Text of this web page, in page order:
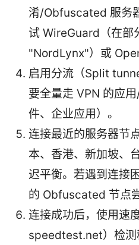
淆/Obfuscated 服务
试 WireGuard（在部
"NordLynx"）或
启用分流（Split
要全量走 VPN 的应
件、企业应用）。
连接最近的服务器节
本、香港、新加坡、
迟平衡。若遇到连接
的 Obfuscated 节点尝
连接成功后，使用速
speedtest.net）检测